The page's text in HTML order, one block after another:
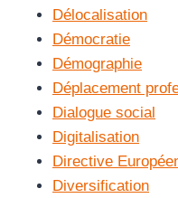
Délocalisation
Démocratie
Démographie
Déplacement
Dialogue social
Digitalisation
Directive
Diversification